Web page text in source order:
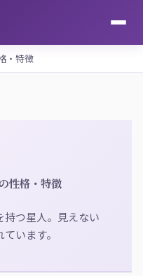
・特徴
の性格・特徴
つ星人。見えない
います。